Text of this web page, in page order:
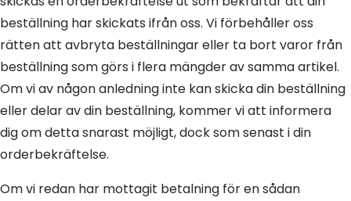
beställning har skickats ifrån oss. Vi förbehåller oss
rätten att avbryta beställningar eller ta bort varor från
beställning som görs i flera mängder av samma artikel.
Om vi av någon anledning inte kan skicka din beställning
eller delar av din beställning, kommer vi att informera
dig om detta snarast möjligt, dock som senast i din
orderbekräftelse.
Om vi redan har mottagit betalning för en sådan